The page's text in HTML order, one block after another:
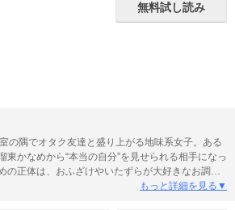
無料試し読み
の隅でオタク友達と盛り上がる地味系女子。ある
東かなめから“本当の自分”を見せられる相手になっ
の正体は、おふざけやいたずらが大好きなお調子
後、休日に至るまで、千紘に仕掛けられる数々の
もっと詳細を見る▼